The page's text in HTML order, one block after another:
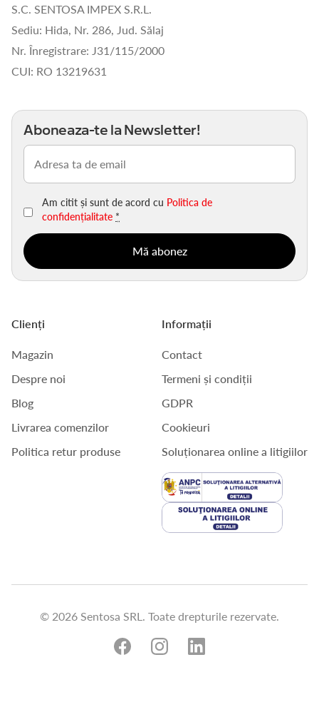
S.C. SENTOSA IMPEX S.R.L.
Sediu: Hida, Nr. 286, Jud. Sălaj
Nr. Înregistrare: J31/115/2000
CUI: RO 13219631
Aboneaza-te la Newsletter!
Email
(Obligatoriu)
Am citit și sunt de acord cu Politica de
confidențialitate *
Clienți
Magazin
Despre noi
Blog
Livrarea comenzilor
Politica retur produse
Informații
Contact
Termeni și condiții
GDPR
Cookieuri
Soluționarea online a litigiilor
© 2026 Sentosa SRL. Toate drepturile rezervate.